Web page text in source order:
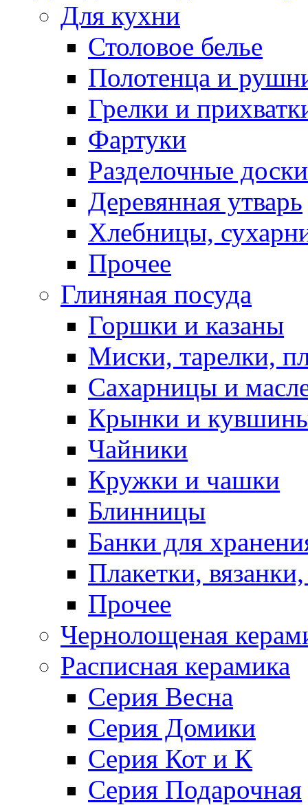
Для кухни
Столовое белье
Полотенца и
Грелки и
Фартуки
Разделочные доски
Деревянная утварь
Хлебницы,
Прочее
Глиняная посуда
Горшки и казаны
Миски, тарелки,
Сахарницы и
Крынки и
Чайники
Кружки и чашки
Блинницы
Банки для
Плакетки,
Прочее
Чернолощеная
Расписная керамика
Серия Весна
Серия Домики
Серия Кот и К
Серия Подарочная